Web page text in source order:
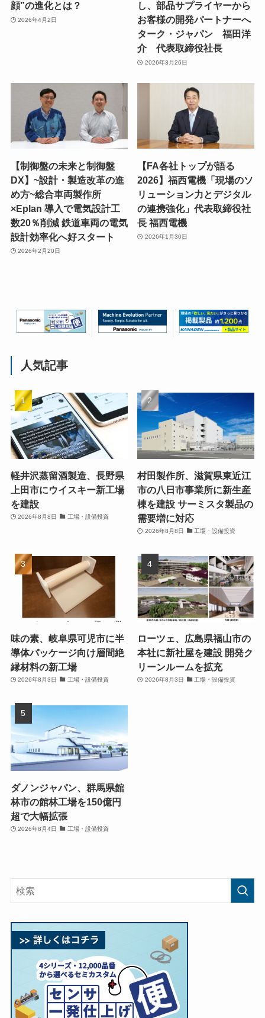
顔”の進化とは？
2026年4月2日
し、部品サプライヤーから
お客様の開発パートナーへ
ターク・ジャパン 福田洋
介 代表取締役社長
2026年3月26日
【制御盤の未来と制御盤
DX】~設計・製造改革の進
め方~総合車両製作所
×Eplan 導入で電気設計工
数20％削減 鉄道車両の電気
設計効率化へ好スタート
2026年2月20日
【FA各社トップが語る
2026】福西電機「現場のソ
リューション力とデジタル
の連携強化」代表取締役社
長 福西電機
2026年1月30日
人気記事
軽井沢蒸留酒製造、長野県
上田市にウイスキー新工場
を建設
2026年8月8日 工場・設備投資
村田製作所、滋賀県東近江
市の八日市事業所に新生産
棟を建設 サーミスタ製品の
需要増に対応
2026年8月8日 工場・設備投資
味の素、岐阜県可児市に半
導体パッケージ向け層間絶
縁材料の新工場
2026年8月3日 工場・設備投資
ローツェ、広島県福山市の
本社に新社屋を建設 開発ク
リーンルームを拡充
2026年8月3日 工場・設備投資
ダノンジャパン、群馬県館
林市の館林工場を150億円
超で大幅拡張
2026年8月4日 工場・設備投資